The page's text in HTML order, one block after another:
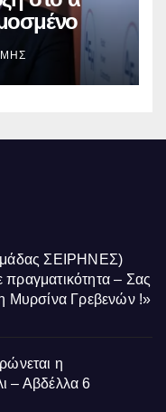
ΣΕΙΡΗΝΕΣ)
πραγματικότητα – Σας
Μυρσίνα Γρεβενών !»
η
– Αβδέλλα 6